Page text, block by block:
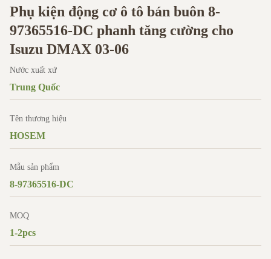
Phụ kiện động cơ ô tô bán buôn 8-
97365516-DC phanh tăng cường cho
Isuzu DMAX 03-06
Nước xuất xứ
Trung Quốc
Tên thương hiệu
HOSEM
Mẫu sản phẩm
8-97365516-DC
MOQ
1-2pcs